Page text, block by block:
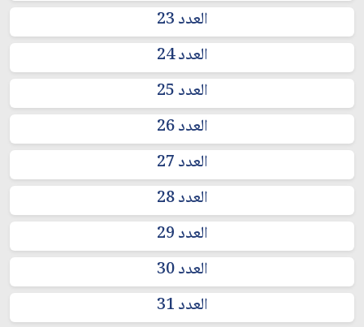
العدد 23
العدد 24
العدد 25
العدد 26
العدد 27
العدد 28
العدد 29
العدد 30
العدد 31